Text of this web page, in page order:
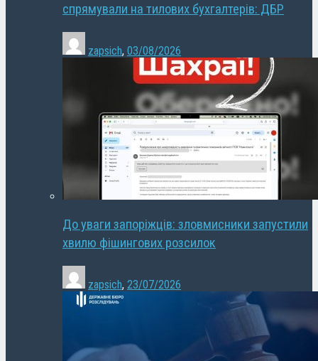
спрямували на тилових бухгалтерів: ДБР
zapsich, 03/08/2026
До уваги запоріжців: зловмисники запустили
хвилю фішингових розсилок
zapsich, 23/07/2026